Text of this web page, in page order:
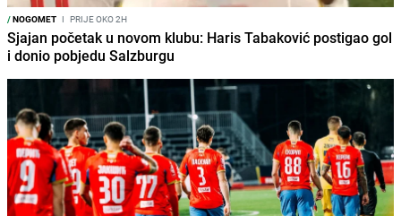
/NOGOMET I PRIJE OKO 2H
Sjajan početak u novom klubu: Haris Tabaković postigao gol
i donio pobjedu Salzburgu